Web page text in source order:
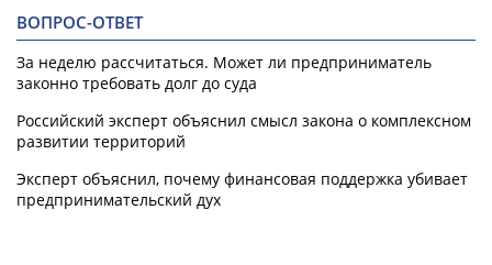
ВОПРОС-ОТВЕТ
За неделю рассчитаться. Может ли предприниматель
законно требовать долг до суда
Российский эксперт объяснил смысл закона о комплексном
развитии территорий
Эксперт объяснил, почему финансовая поддержка убивает
предпринимательский дух